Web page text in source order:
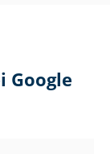
Google